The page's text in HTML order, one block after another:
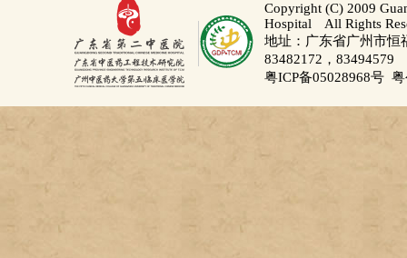
Copyright (C) 2009
Hospital All Rights
地址：广东省广州市
83482172，83494579
粤ICP备05028968号